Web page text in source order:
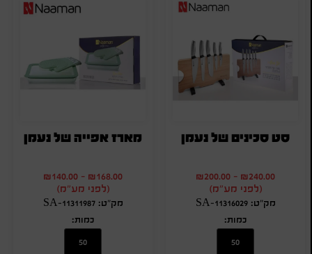
סט סכינים של נעמן
₪240.00
-
₪200.00
(לפני מע"מ)
מק"ט: SA-11316029
כמות:
מארז אפייה של נעמן
₪168.00
-
₪140.00
(לפני מע"מ)
מק"ט: SA-11311987
כמות: